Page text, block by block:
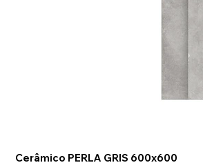
Cerâmico PERLA GRIS 600x600